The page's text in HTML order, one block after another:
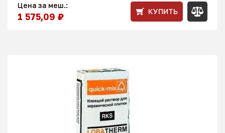
Цена за меш.:
1 575,09 ₽ КУПИТЬ